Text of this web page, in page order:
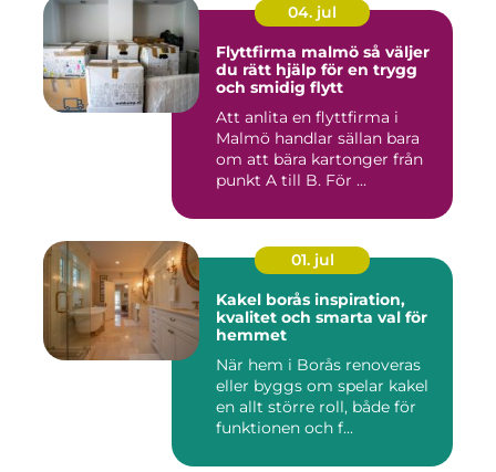
04. jul
Flyttfirma malmö så väljer
du rätt hjälp för en trygg
och smidig flytt
Att anlita en flyttfirma i
Malmö handlar sällan bara
om att bära kartonger från
punkt A till B. För ...
01. jul
Kakel borås inspiration,
kvalitet och smarta val för
hemmet
När hem i Borås renoveras
eller byggs om spelar kakel
en allt större roll, både för
funktionen och f...